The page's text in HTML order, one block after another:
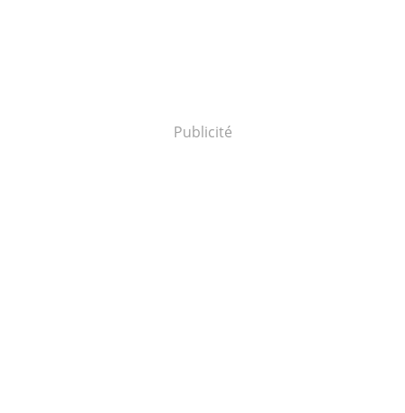
Publicité